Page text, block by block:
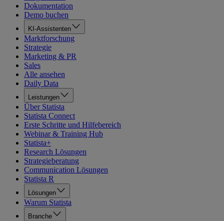
Dokumentation
Demo buchen
KI-Assistenten
Marktforschung
Strategie
Marketing & PR
Sales
Alle ansehen
Daily Data
Leistungen
Über Statista
Statista Connect
Erste Schritte und Hilfebereich
Webinar & Training Hub
Statista+
Research Lösungen
Strategieberatung
Communication Lösungen
Statista R
Lösungen
Warum Statista
Branche